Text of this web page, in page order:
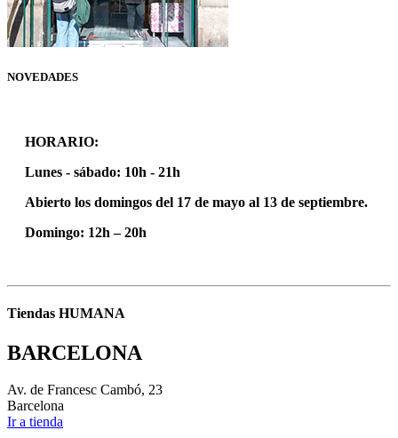
NOVEDADES
HORARIO:
Lunes - sábado: 10h - 21h
Abierto los domingos del 17 de mayo al 13 de septiembre.
Domingo: 12h – 20h
Tiendas HUMANA
BARCELONA
Av. de Francesc Cambó, 23
Barcelona
Ir a tienda